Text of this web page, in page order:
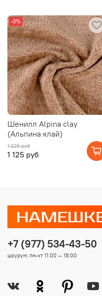
-8%
Шенилл Alpina clay
(Альпина клай)
1 225 руб
1 125 руб
+7 (977) 534-43-50
шоурум: пн-чт 11:00 — 18:00